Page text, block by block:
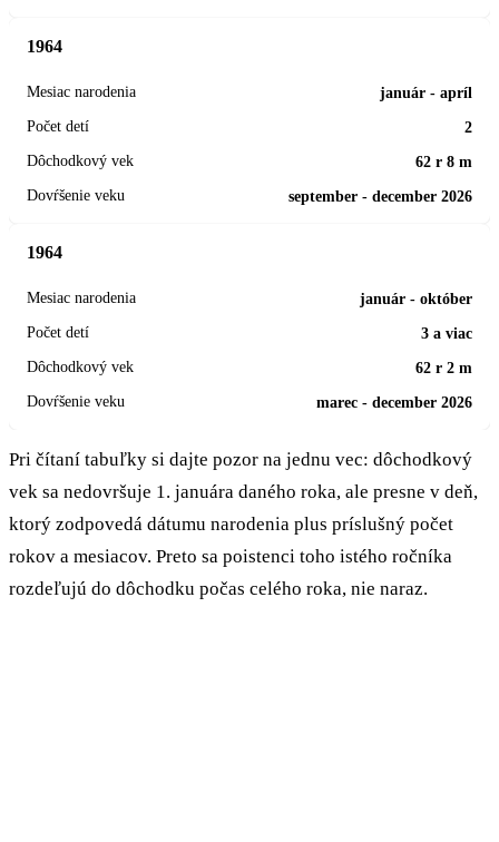
1964
január - apríl
2
62 r 8 m
september - december 2026
1964
január - október
3 a viac
62 r 2 m
marec - december 2026
Pri čítaní tabuľky si dajte pozor na jednu vec: dôchodkový
vek sa nedovršuje 1. januára daného roka, ale presne v deň,
ktorý zodpovedá dátumu narodenia plus príslušný počet
rokov a mesiacov. Preto sa poistenci toho istého ročníka
rozdeľujú do dôchodku počas celého roka, nie naraz.